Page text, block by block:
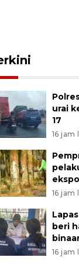
urai
17
16 jam
16 jam
beri
16 jam